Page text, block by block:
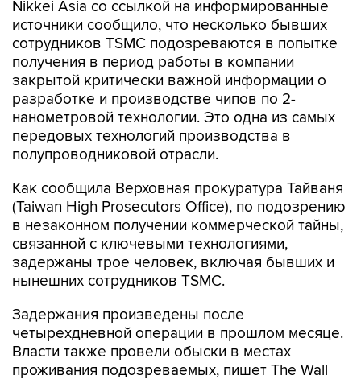
сотрудников TSMC подозреваются в попытке
получения в период работы в компании
закрытой критически важной информации о
разработке и производстве чипов по 2-
нанометровой технологии. Это одна из самых
передовых технологий производства в
полупроводниковой отрасли.
Как сообщила Верховная прокуратура Тайваня
в незаконном получении коммерческой тайны,
связанной с ключевыми технологиями,
задержаны трое человек, включая бывших и
нынешних сотрудников TSMC.
Задержания произведены после
Власти также провели обыски в местах
проживания подозреваемых, пишет The Wall
Street Journal.